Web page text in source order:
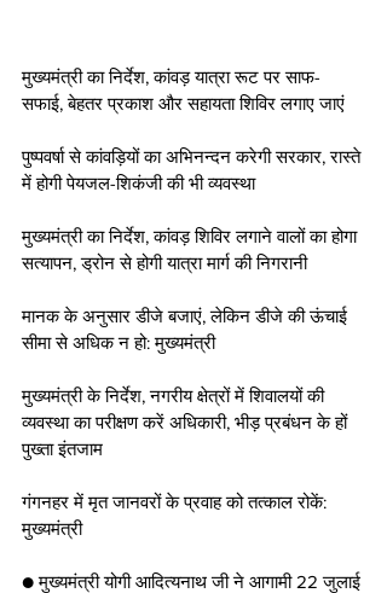
मुख्यमंत्री का निर्देश, कांवड़ यात्रा रूट पर साफ-
सफाई, बेहतर प्रकाश और सहायता शिविर लगाए जाएं
पुष्पवर्षा से कांवड़ियों का अभिनन्दन करेगी सरकार, रास्ते
में होगी पेयजल-शिकंजी की भी व्यवस्था
मुख्यमंत्री का निर्देश, कांवड़ शिविर लगाने वालों का होगा
सत्यापन, ड्रोन से होगी यात्रा मार्ग की निगरानी
मानक के अनुसार डीजे बजाएं, लेकिन डीजे की ऊंचाई
सीमा से अधिक न हो: मुख्यमंत्री
मुख्यमंत्री के निर्देश, नगरीय क्षेत्रों में शिवालयों की
व्यवस्था का परीक्षण करें अधिकारी, भीड़ प्रबंधन के हों
पुख्ता इंतजाम
गंगनहर में मृत जानवरों के प्रवाह को तत्काल रोकें:
मुख्यमंत्री
● मुख्यमंत्री योगी आदित्यनाथ जी ने आगामी 22 जुलाई